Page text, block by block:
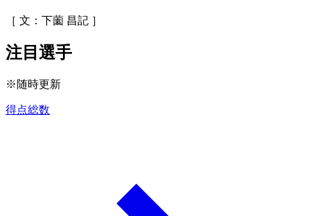
［ 文：下薗 昌記 ］
注目選手
※随時更新
得点総数